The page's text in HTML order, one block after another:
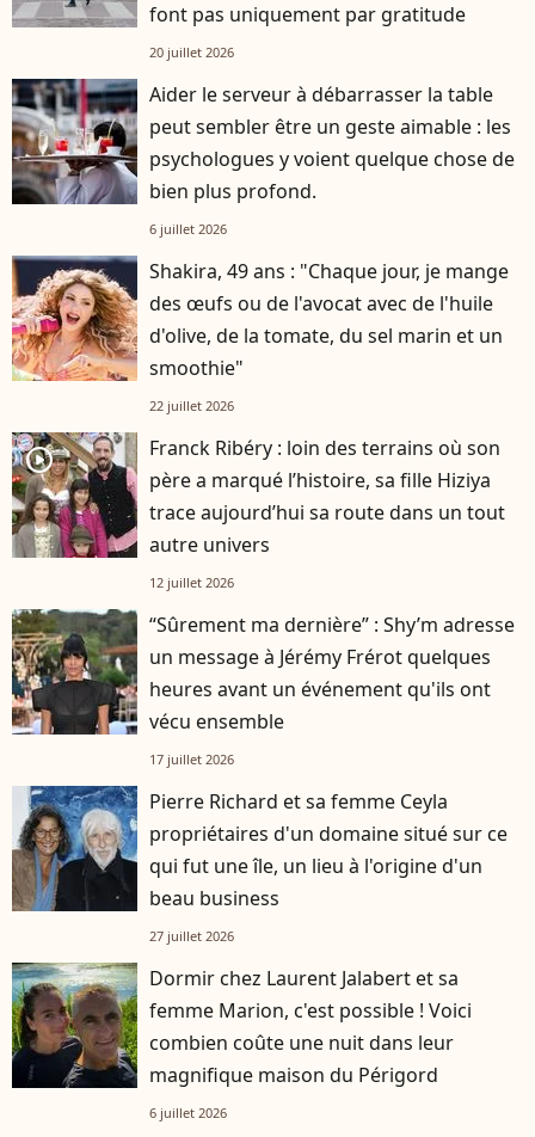
font pas uniquement par gratitude
20 juillet 2026
Aider le serveur à débarrasser la table
peut sembler être un geste aimable : les
psychologues y voient quelque chose de
bien plus profond.
6 juillet 2026
Shakira, 49 ans : "Chaque jour, je mange
des œufs ou de l'avocat avec de l'huile
d'olive, de la tomate, du sel marin et un
smoothie"
22 juillet 2026
player2
Franck Ribéry : loin des terrains où son
père a marqué l’histoire, sa fille Hiziya
trace aujourd’hui sa route dans un tout
autre univers
12 juillet 2026
“Sûrement ma dernière” : Shy’m adresse
un message à Jérémy Frérot quelques
heures avant un événement qu'ils ont
vécu ensemble
17 juillet 2026
Pierre Richard et sa femme Ceyla
propriétaires d'un domaine situé sur ce
qui fut une île, un lieu à l'origine d'un
beau business
27 juillet 2026
Dormir chez Laurent Jalabert et sa
femme Marion, c'est possible ! Voici
combien coûte une nuit dans leur
magnifique maison du Périgord
6 juillet 2026